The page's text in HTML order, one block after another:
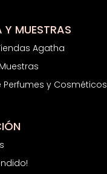
MUESTRAS
Agatha
Perfumes y Cosméticos